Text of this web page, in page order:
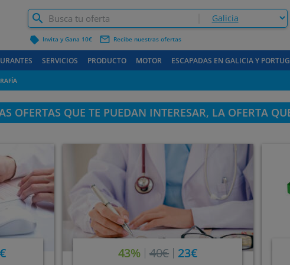
label Invita y Gana 10€ mail_outline Recibe nuestras ofertas
SERVICIOS PRODUCTO MOTOR ESCAPADAS EN GALICIA Y
OFERTAS QUE TE PUEDAN INTERESAR, LA OFERTA
43% 40€ 23€